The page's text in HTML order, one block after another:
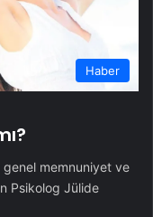
Haber
memnuniyet ve
Psikolog Jülide